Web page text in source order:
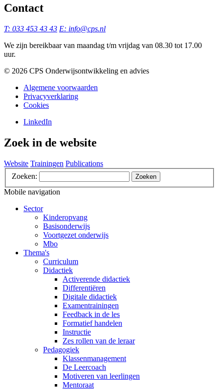
Contact
T: 033 453 43 43 E: info@cps.nl
We zijn bereikbaar van maandag t/m vrijdag van 08.30 tot 17.00
uur.
©️ 2026 CPS Onderwijsontwikkeling en advies
Algemene voorwaarden
Privacyverklaring
Cookies
LinkedIn
Zoek in de website
Website Trainingen Publications
Zoeken:
Zoeken
Mobile navigation
Sector
Kinderopvang
Basisonderwijs
Voortgezet onderwijs
Mbo
Thema's
Curriculum
Didactiek
Activerende didactiek
Differentiëren
Digitale didactiek
Examentrainingen
Feedback in de les
Formatief handelen
Instructie
Zes rollen van de leraar
Pedagogiek
Klassenmanagement
De Leercoach
Motiveren van leerlingen
Mentoraat